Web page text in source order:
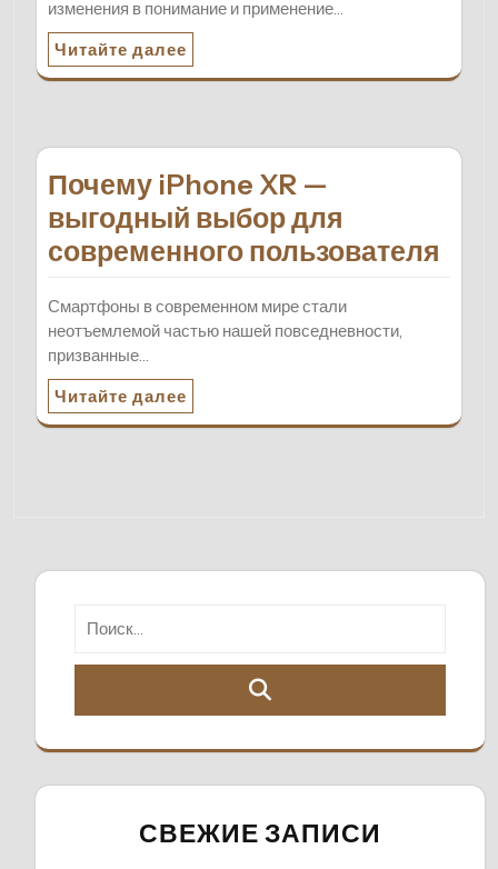
изменения в понимание и применение…
Читайте далее
Почему iPhone XR —
выгодный выбор для
современного пользователя
Смартфоны в современном мире стали
неотъемлемой частью нашей повседневности,
призванные…
Читайте далее
СВЕЖИЕ ЗАПИСИ